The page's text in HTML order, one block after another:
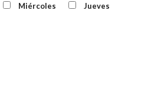
Miércoles Jueves